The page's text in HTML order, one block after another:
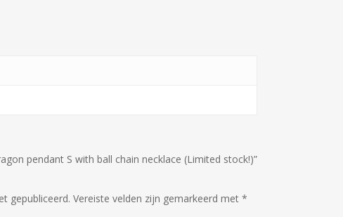
pendant S with ball chain necklace (Limited stock!)”
gepubliceerd. Vereiste velden zijn gemarkeerd met *